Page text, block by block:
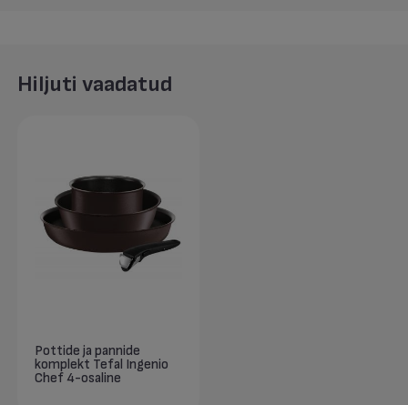
Hiljuti vaadatud
Pottide ja pannide
komplekt Tefal Ingenio
Chef 4-osaline